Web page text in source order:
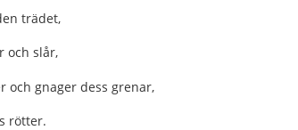
trädet,
och slår,
och gnager dess grenar,
rötter.